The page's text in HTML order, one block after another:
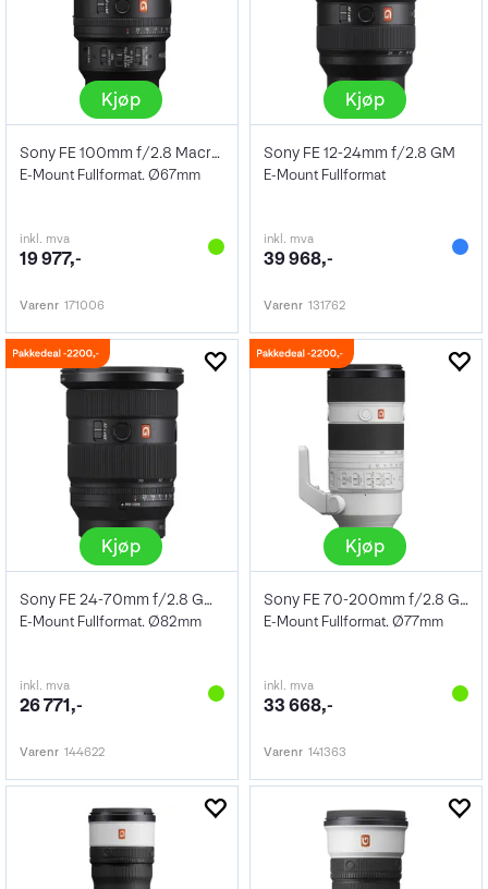
Kjøp
Sony FE 100mm f/2.8 Macro GM OSS
E-Mount Fullformat. Ø67mm
inkl. mva
19 977,-
Varenr 171006
Kjøp
Sony FE 12-24mm f/2.8 GM
E-Mount Fullformat
inkl. mva
39 968,-
Varenr 131762
Kjøp
Sony FE 24-70mm f/2.8 GM II
E-Mount Fullformat. Ø82mm
inkl. mva
26 771,-
Varenr 144622
Kjøp
Sony FE 70-200mm f/2.8 GM OSS II
E-Mount Fullformat. Ø77mm
inkl. mva
33 668,-
Varenr 141363